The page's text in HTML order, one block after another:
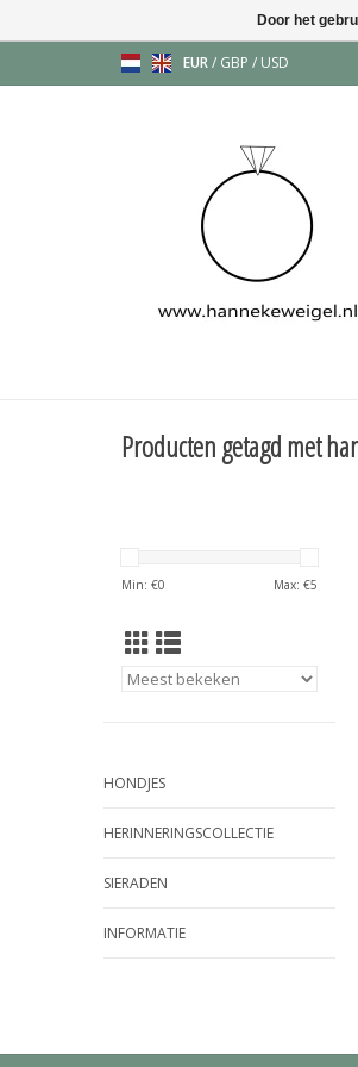
EUR/ GBP / USD
Producten getagd met
Min: €0 Max: €5
HONDJES
HERINNERINGSCOLLECTIE
SIERADEN
INFORMATIE
Door het